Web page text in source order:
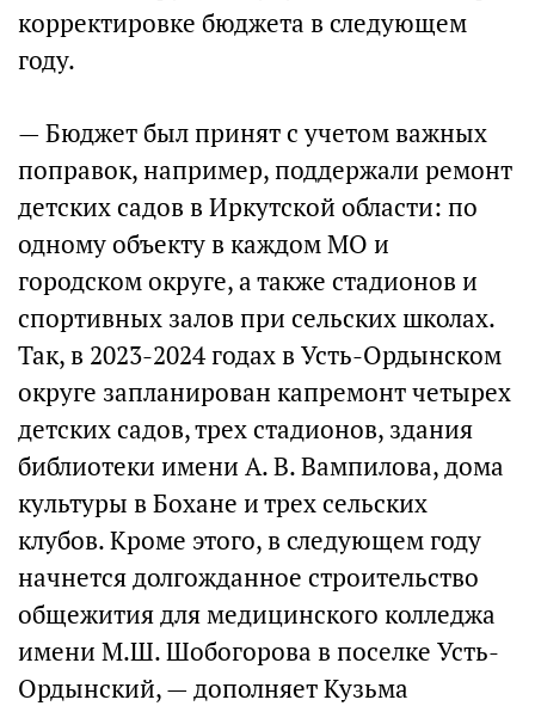
корректировке бюджета в следующем
году.
— Бюджет был принят с учетом важных
поправок, например, поддержали ремонт
детских садов в Иркутской области: по
одному объекту в каждом МО и
городском округе, а также стадионов и
спортивных залов при сельских школах.
Так, в 2023-2024 годах в Усть-Ордынском
округе запланирован капремонт четырех
детских садов, трех стадионов, здания
библиотеки имени А. В. Вампилова, дома
культуры в Бохане и трех сельских
клубов. Кроме этого, в следующем году
начнется долгожданное строительство
общежития для медицинского колледжа
имени М.Ш. Шобогорова в поселке Усть-
Ордынский, — дополняет Кузьма